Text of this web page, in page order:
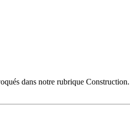
dans notre rubrique